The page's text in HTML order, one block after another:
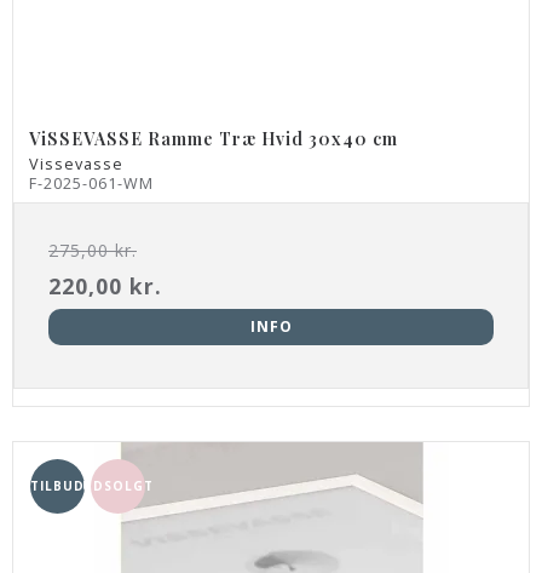
ViSSEVASSE Ramme Træ Hvid 30x40 cm
Vissevasse
F-2025-061-WM
275,00 kr.
220,00 kr.
INFO
TILBUDUDSOLGT